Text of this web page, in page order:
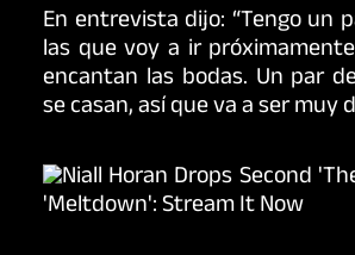
En entrevista dijo: “Tengo un
las que voy a ir
encantan las bodas. Un par
se casan, así que va a ser muy